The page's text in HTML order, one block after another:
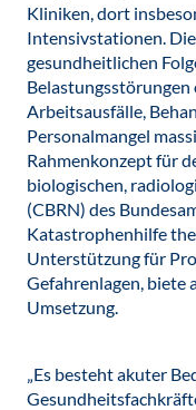
Kliniken, dort
Intensivstationen.
gesundheitlichen
Belastungsstörungen
Arbeitsausfälle,
Personalmangel
Rahmenkonzept für
biologischen,
(CBRN) des
Katastrophenhilfe
Unterstützung für
Gefahrenlagen, biete
Umsetzung.
„Es besteht akuter